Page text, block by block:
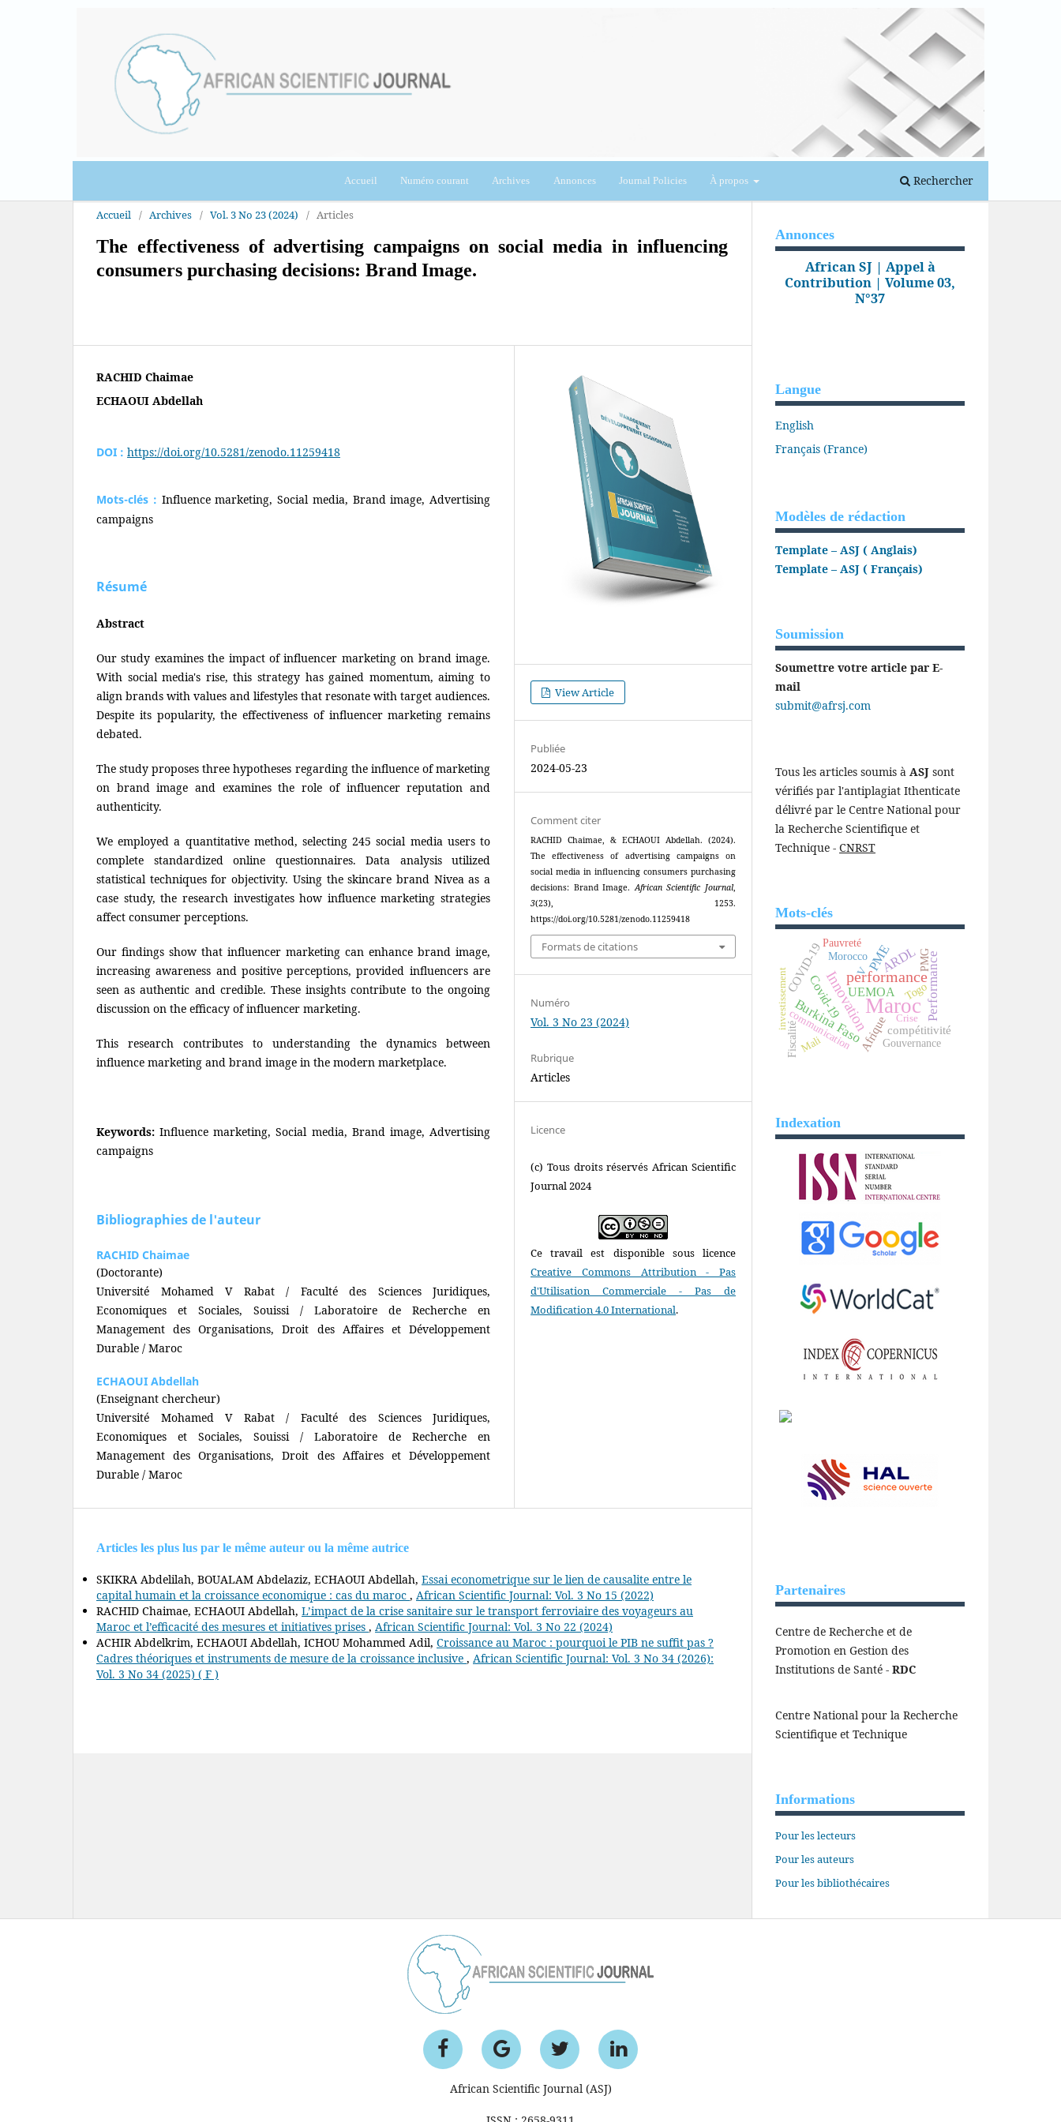
Accueil Numéro courant Archives Annonces Journal Policies À propos Rechercher
Se connecter
Accueil / Archives / Vol. 3 No 23 (2024) / Articles
The effectiveness of advertising campaigns on social media in influencing
consumers purchasing decisions: Brand Image.
RACHID Chaimae
ECHAOUI Abdellah
DOI : https://doi.org/10.5281/zenodo.11259418
Mots-clés : Influence marketing, Social media, Brand image, Advertising
campaigns
Résumé
Abstract
Our study examines the impact of influencer marketing on brand image.
With social media's rise, this strategy has gained momentum, aiming to
align brands with values and lifestyles that resonate with target audiences.
Despite its popularity, the effectiveness of influencer marketing remains
debated.
The study proposes three hypotheses regarding the influence of marketing
on brand image and examines the role of influencer reputation and
authenticity.
We employed a quantitative method, selecting 245 social media users to
complete standardized online questionnaires. Data analysis utilized
statistical techniques for objectivity. Using the skincare brand Nivea as a
case study, the research investigates how influence marketing strategies
affect consumer perceptions.
Our findings show that influencer marketing can enhance brand image,
increasing awareness and positive perceptions, provided influencers are
seen as authentic and credible. These insights contribute to the ongoing
discussion on the efficacy of influencer marketing.
This research contributes to understanding the dynamics between
influence marketing and brand image in the modern marketplace.
Keywords: Influence marketing, Social media, Brand image, Advertising
campaigns
Bibliographies de l'auteur
RACHID Chaimae
(Doctorante)
Université Mohamed V Rabat / Faculté des Sciences Juridiques,
Economiques et Sociales, Souissi / Laboratoire de Recherche en
Management des Organisations, Droit des Affaires et Développement
Durable / Maroc
ECHAOUI Abdellah
(Enseignant chercheur)
Université Mohamed V Rabat / Faculté des Sciences Juridiques,
Economiques et Sociales, Souissi / Laboratoire de Recherche en
Management des Organisations, Droit des Affaires et Développement
Durable / Maroc
View Article
Publiée
2024-05-23
Comment citer
RACHID Chaimae, & ECHAOUI Abdellah. (2024).
The effectiveness of advertising campaigns on
social media in influencing consumers purchasing
decisions: Brand Image.African Scientific Journal,
3(23), 1253.
https://doi.org/10.5281/zenodo.11259418
Formats de citations
Numéro
Vol. 3 No 23 (2024)
Rubrique
Articles
Licence
(c) Tous droits réservés African Scientific
Journal 2024
Ce travail est disponible sous licence
Creative Commons Attribution - Pas
d'Utilisation Commerciale - Pas de
Modification 4.0 International.
Articles les plus lus par le même auteur ou la même autrice
SKIKRA Abdelilah, BOUALAM Abdelaziz, ECHAOUI Abdellah, Essai econometrique sur le lien de causalite entre le
capital humain et la croissance economique : cas du maroc , African Scientific Journal: Vol. 3 No 15 (2022)
RACHID Chaimae, ECHAOUI Abdellah, L’impact de la crise sanitaire sur le transport ferroviaire des voyageurs au
Maroc et l’efficacité des mesures et initiatives prises , African Scientific Journal: Vol. 3 No 22 (2024)
ACHIR Abdelkrim, ECHAOUI Abdellah, ICHOU Mohammed Adil, Croissance au Maroc : pourquoi le PIB ne suffit pas ?
Cadres théoriques et instruments de mesure de la croissance inclusive , African Scientific Journal: Vol. 3 No 34 (2026):
Vol. 3 No 34 (2025) ( F )
Annonces
African SJ | Appel à
Contribution | Volume 03,
N°37
Langue
English
Français (France)
Modèles de rédaction
Template – ASJ ( Anglais)
Template – ASJ ( Français)
Soumission
Soumettre votre article par E-
mail
submit@afrsj.com
Tous les articles soumis à ASJ sont
vérifiés par l'antiplagiat Ithenticate
délivré par le Centre National pour
la Recherche Scientifique et
Technique - CNRST
Mots-clés
Maroc
performance
Innovation Performance
Burkina Faso
ARDL
PME
Covid-19 UEMOA
Afriquecompétitivité
COVID-19
Gouvernance
Morocco
Togo
Pauvreté
communication
Fiscalité
V
Mali
PMG
Crise
investissement
Indexation
Partenaires
Centre de Recherche et de
Promotion en Gestion des
Institutions de Santé - RDC
Centre National pour la Recherche
Scientifique et Technique
Informations
Pour les lecteurs
Pour les auteurs
Pour les bibliothécaires
African Scientific Journal (ASJ)